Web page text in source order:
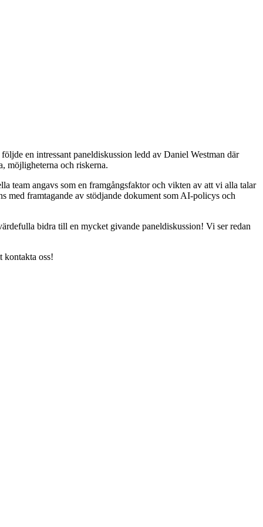
en intressant paneldiskussion ledd av Daniel Westman där
möjligheterna och riskerna.
angavs som en framgångsfaktor och vikten av att vi alla talar
med framtagande av stödjande dokument som AI-policys och
bidra till en mycket givande paneldiskussion! Vi ser redan
kontakta oss!